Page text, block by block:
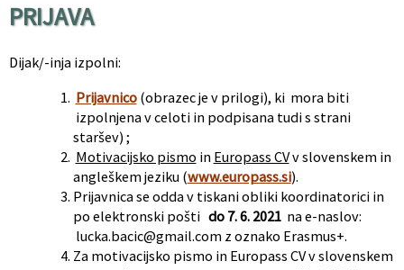
PRIJAVA
Dijak/-inja izpolni:
Prijavnico(obrazec je v prilogi), ki mora biti
izpolnjena v celoti in podpisana tudi s strani
staršev) ;
Motivacijsko pismo in Europass CVv slovenskem in
angleškem jeziku (www.europass.si).
Prijavnica se odda v tiskani obliki koordinatorici in
po elektronski pošti do 7. 6. 2021 na e-naslov:
lucka.bacic@gmail.comz oznako Erasmus+.
Za motivacijsko pismo in Europass CV v slovenskem